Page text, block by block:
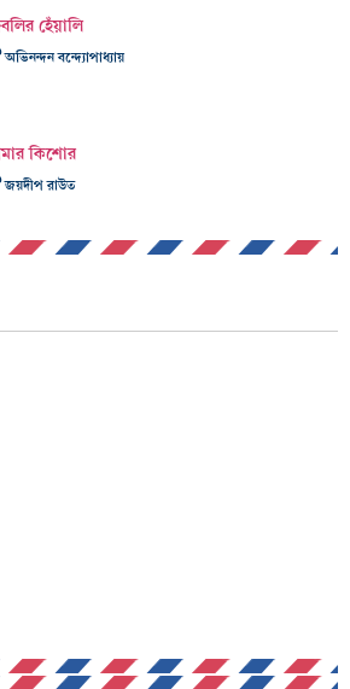
হেঁয়ালি
অভিনন্দন বন্দ্যোপাধ্যায়
কিশোর
জয়দীপ রাউত